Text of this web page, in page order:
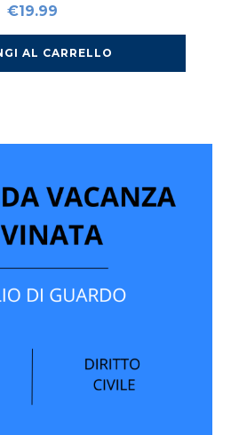
€19.99
AL CARRELLO